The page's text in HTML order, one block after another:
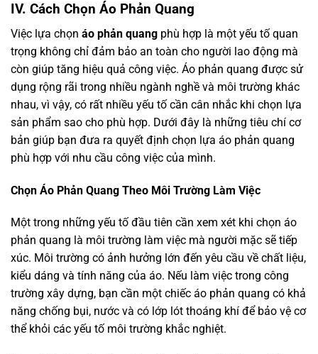
IV. Cách Chọn Áo Phản Quang
Việc lựa chọn áo phản quang phù hợp là một yếu tố quan
trọng không chỉ đảm bảo an toàn cho người lao động mà
còn giúp tăng hiệu quả công việc. Áo phản quang được sử
dụng rộng rãi trong nhiều ngành nghề và môi trường khác
nhau, vì vậy, có rất nhiều yếu tố cần cân nhắc khi chọn lựa
sản phẩm sao cho phù hợp. Dưới đây là những tiêu chí cơ
bản giúp bạn đưa ra quyết định chọn lựa áo phản quang
phù hợp với nhu cầu công việc của mình.
Chọn Áo Phản Quang Theo Môi Trường Làm Việc
Một trong những yếu tố đầu tiên cần xem xét khi chọn áo
phản quang là môi trường làm việc mà người mặc sẽ tiếp
xúc. Môi trường có ảnh hưởng lớn đến yêu cầu về chất liệu,
kiểu dáng và tính năng của áo. Nếu làm việc trong công
trường xây dựng, bạn cần một chiếc áo phản quang có khả
năng chống bụi, nước và có lớp lót thoáng khí để bảo vệ cơ
thể khỏi các yếu tố môi trường khắc nghiệt.